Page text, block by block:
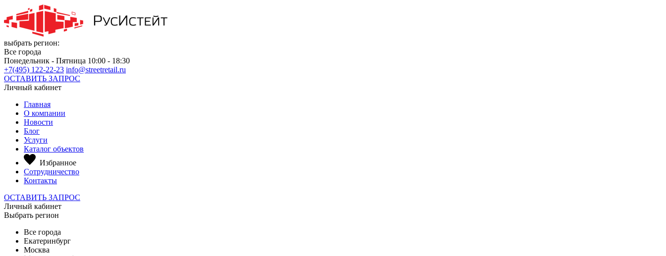
выбрать регион:
Все города
Понедельник - Пятница 10:00 - 18:30
+7(495) 122-22-23 info@streetretail.ru
ОСТАВИТЬ ЗАПРОС
Личный кабинет
Главная
О компании
Новости
Блог
Услуги
Каталог объектов
Избранное
Сотрудничество
Контакты
ОСТАВИТЬ ЗАПРОС
Личный кабинет
Выбрать регион
Все города
Екатеринбург
Москва